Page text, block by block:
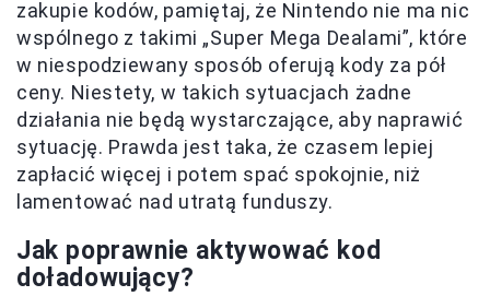
zakupie kodów, pamiętaj, że Nintendo nie ma nic
wspólnego z takimi „Super Mega Dealami”, które
w niespodziewany sposób oferują kody za pół
ceny. Niestety, w takich sytuacjach żadne
działania nie będą wystarczające, aby naprawić
sytuację. Prawda jest taka, że czasem lepiej
zapłacić więcej i potem spać spokojnie, niż
lamentować nad utratą funduszy.
Jak poprawnie aktywować kod
doładowujący?